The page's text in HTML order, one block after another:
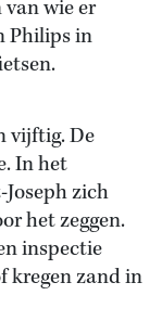
wie er
Philips in
vijftig. De
In het
zich
het zeggen.
inspectie
kregen zand in